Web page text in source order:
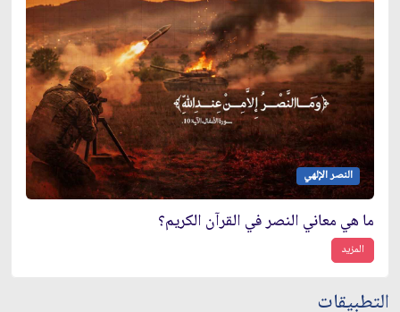
النصر الإلهي
ما هي معاني النصر في القرآن الكريم؟
المزيد
التطبيقات